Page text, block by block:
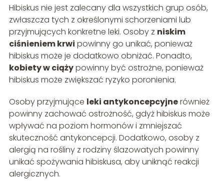
Hibiskus nie jest zalecany dla wszystkich grup osób,
zwłaszcza tych z określonymi schorzeniami lub
przyjmujących konkretne leki. Osoby z niskim
ciśnieniem krwi powinny go unikać, ponieważ
hibiskus może je dodatkowo obniżać. Ponadto,
kobiety w ciążypowinny być ostrożne, ponieważ
hibiskus może zwiększać ryzyko poronienia.
Osoby przyjmujące leki antykoncepcyjnerównież
powinny zachować ostrożność, gdyż hibiskus może
wpływać na poziom hormonów i zmniejszać
skuteczność antykoncepcji. Dodatkowo, osoby z
alergią na rośliny z rodziny ślazowatych powinny
unikać spożywania hibiskusa, aby uniknąć reakcji
alergicznych.